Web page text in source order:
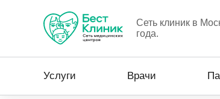
Сеть клиник в
года.
Услуги Врачи